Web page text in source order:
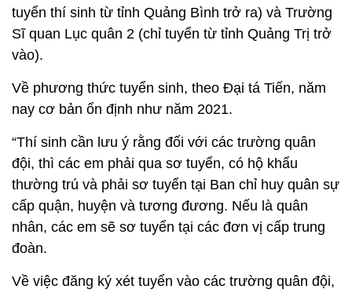
tuyển thí sinh từ tỉnh Quảng Bình trở ra) và Trường
Sĩ quan Lục quân 2 (chỉ tuyển từ tỉnh Quảng Trị trở
vào).
Về phương thức tuyển sinh, theo Đại tá Tiến, năm
nay cơ bản ổn định như năm 2021.
“Thí sinh cần lưu ý rằng đối với các trường quân
đội, thì các em phải qua sơ tuyển, có hộ khẩu
thường trú và phải sơ tuyển tại Ban chỉ huy quân sự
cấp quận, huyện và tương đương. Nếu là quân
nhân, các em sẽ sơ tuyển tại các đơn vị cấp trung
đoàn.
Về việc đăng ký xét tuyển vào các trường quân đội,